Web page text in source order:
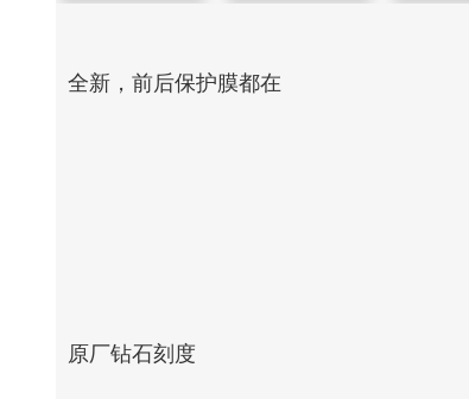
全新，前后保护膜都在
原厂钻石刻度